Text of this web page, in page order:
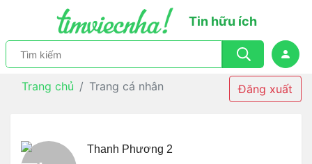
Tin hữu ích
Trang chủ Trang cá nhân Đăng xuất
Thanh Phương 2